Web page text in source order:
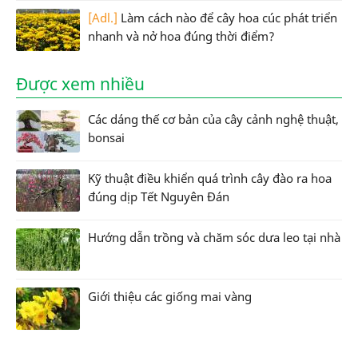
[Adl.] Làm cách nào để cây hoa cúc phát triển
nhanh và nở hoa đúng thời điểm?
Được xem nhiều
Các dáng thế cơ bản của cây cảnh nghệ thuật,
bonsai
Kỹ thuật điều khiển quá trình cây đào ra hoa
đúng dịp Tết Nguyên Đán
Hướng dẫn trồng và chăm sóc dưa leo tại nhà
Giới thiệu các giống mai vàng